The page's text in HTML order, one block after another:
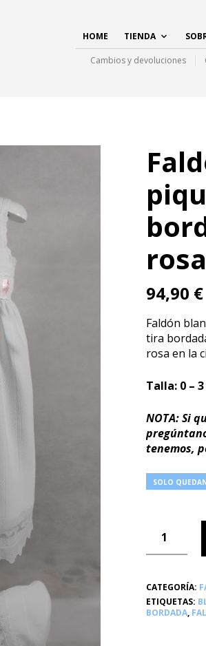
HOME TIENDA
Cambios y devoluciones
94,90 €
Faldón
tira
rosa en la
Talla: 0 –
NOTA: Si
tenemos,
SOLO
CATEGORÍA:
ETIQUETAS:
BORDADA,